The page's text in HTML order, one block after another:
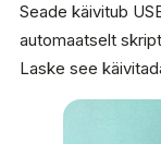
Seade käivitub
automaatselt
Laske see